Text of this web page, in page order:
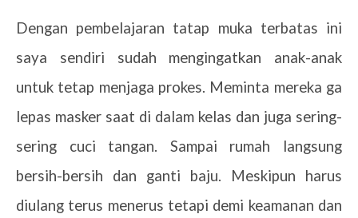
Dengan pembelajaran tatap muka terbatas ini
saya sendiri sudah mengingatkan anak-anak
untuk tetap menjaga prokes. Meminta mereka ga
lepas masker saat di dalam kelas dan juga sering-
sering cuci tangan. Sampai rumah langsung
bersih-bersih dan ganti baju. Meskipun harus
diulang terus menerus tetapi demi keamanan dan